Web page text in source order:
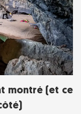
montré (et ce